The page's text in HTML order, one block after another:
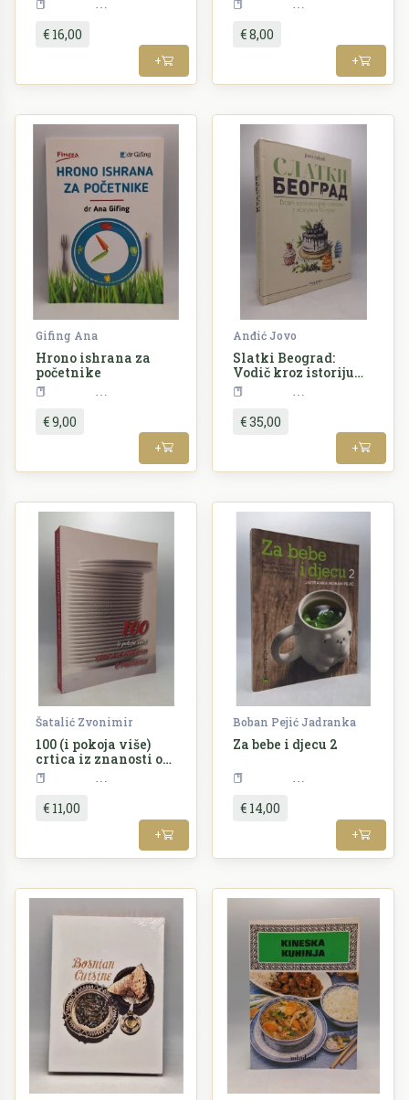
€ 16,00
+
€ 8,00
+
Gifing Ana
Hrono ishrana za
početnike
€ 9,00
+
Anđić Jovo
Slatki Beograd:
Vodič kroz istoriju
slatkiša u modernom
Beogradu
€ 35,00
+
Šatalić Zvonimir
100 (i pokoja više)
crtica iz znanosti o
prehrani
€ 11,00
+
Boban Pejić Jadranka
Za bebe i djecu 2
€ 14,00
+